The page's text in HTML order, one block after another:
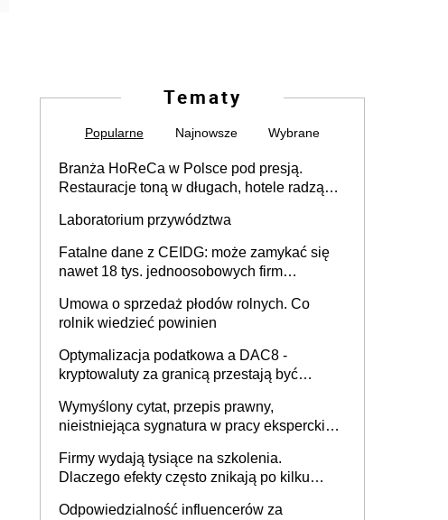
Tematy
Popularne Najnowsze Wybrane
Branża HoReCa w Polsce pod presją.
Restauracje toną w długach, hotele radzą
Laboratorium przywództwa
Fatalne dane z CEIDG: może zamykać się
nawet 18 tys. jednoosobowych firm
Umowa o sprzedaż płodów rolnych. Co
rolnik wiedzieć powinien
Optymalizacja podatkowa a DAC8 -
kryptowaluty za granicą przestają być
Wymyślony cytat, przepis prawny,
nieistniejąca sygnatura w pracy eksperckiej -
firmie
Firmy wydają tysiące na szkolenia.
Dlaczego efekty często znikają po kilku
Odpowiedzialność influencerów za